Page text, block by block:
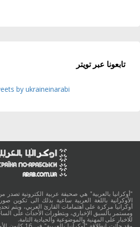
تابعونا عبر تويتر
by ukraineinarabi
"أوكرانيا بالعربية" هي صحيفة عربية الكترونية تصدر من
الأوكرانية باللغة العربية ساعية بذلك الى تكوين
أوكرانيا مركزة على اهتمامات القارئ العربي، ويتم
ومستمر بالسبق الإخباري، وبتطورات الأحداث على
للاخبار على المهنية والموضوعية والحيادية التامة.